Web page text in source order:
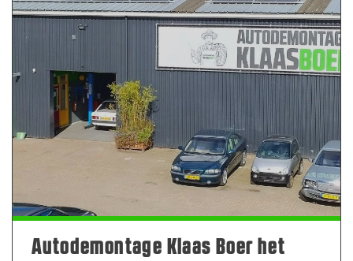
Autodemontage Klaas Boer het